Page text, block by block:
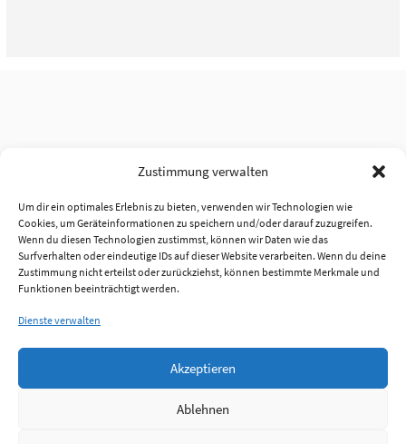
Zustimmung verwalten
Um dir ein optimales Erlebnis zu bieten, verwenden wir Technologien wie
Cookies, um Geräteinformationen zu speichern und/oder darauf zuzugreifen.
Wenn du diesen Technologien zustimmst, können wir Daten wie das
Surfverhalten oder eindeutige IDs auf dieser Website verarbeiten. Wenn du deine
Zustimmung nicht erteilst oder zurückziehst, können bestimmte Merkmale und
Funktionen beeinträchtigt werden.
Dienste verwalten
Akzeptieren
Ablehnen